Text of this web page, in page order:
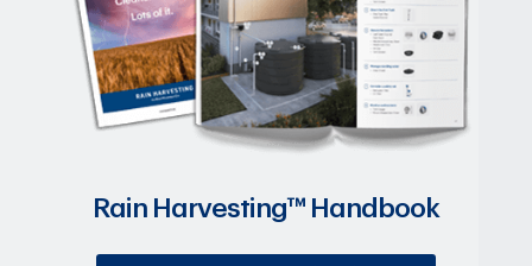
Rain Harvesting™ Handbook